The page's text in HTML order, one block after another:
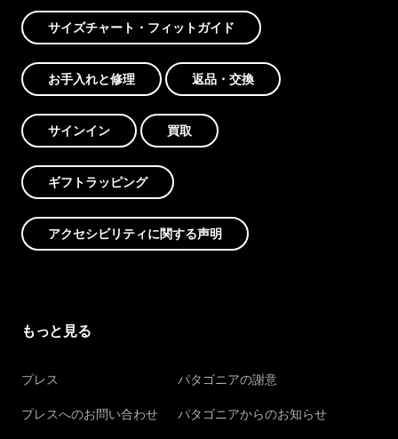
サイズチャート・フィットガイド
お手入れと修理 返品・交換
サインイン 買取
ギフトラッピング
アクセシビリティに関する声明
もっと見る
プレス
プレスへのお問い合わせ
パタゴニアの謝意
パタゴニアからのお知らせ